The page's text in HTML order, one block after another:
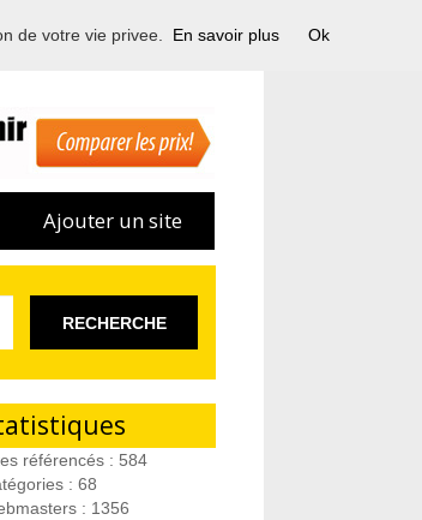
Ajouter un site
RECHERCHE
référencés : 584
: 68
: 1356
de votre vie privee. En savoir plus Ok